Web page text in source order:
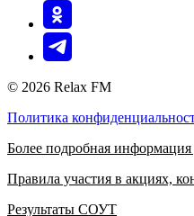
© 2026 Relax FM
Политика
Более подробная информация
Правила участия в акциях,
Результаты СОУТ